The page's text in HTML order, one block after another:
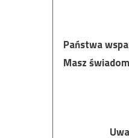
Państwa
Masz